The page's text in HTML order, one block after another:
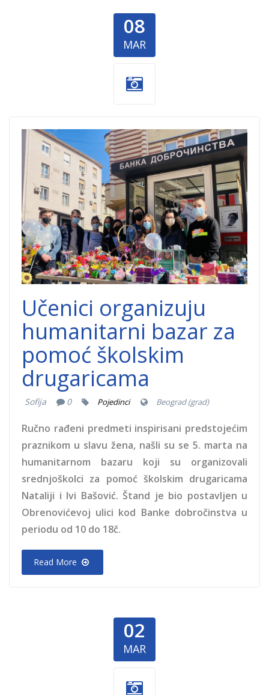
08
MAR
Banka-
dobrocinstva.jpg
Učenici organizuju
humanitarni bazar za
pomoć školskim
drugaricama
Sofija 0 Pojedinci Beograd (grad)
Ručno rađeni predmeti inspirisani predstojećim
praznikom u slavu žena, našli su se 5. marta na
humanitarnom bazaru koji su organizovali
srednjoškolci za pomoć školskim drugaricama
Nataliji i Ivi Bašović. Štand je bio postavljen u
Obrenovićevoj ulici kod Banke dobročinstva u
periodu od 10 do 18č.
Read More
02
MAR